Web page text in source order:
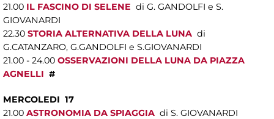
21.00 IL FASCINO DI SELENE di G. GANDOLFI e S.
GIOVANARDI
22.30 STORIA ALTERNATIVA DELLA LUNA di
G.CATANZARO, G.GANDOLFI e S.GIOVANARDI
21.00 - 24.00 OSSERVAZIONI DELLA LUNA DA PIAZZA
AGNELLI #
MERCOLEDI 17
21.00 ASTRONOMIA DA SPIAGGIA di S. GIOVANARDI